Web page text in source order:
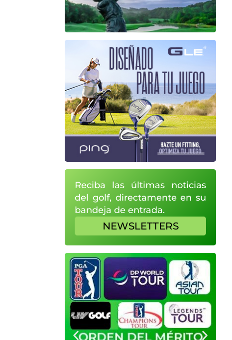
Reciba las últimas noticias
del golf, directamente en su
bandeja de entrada.
NEWSLETTERS